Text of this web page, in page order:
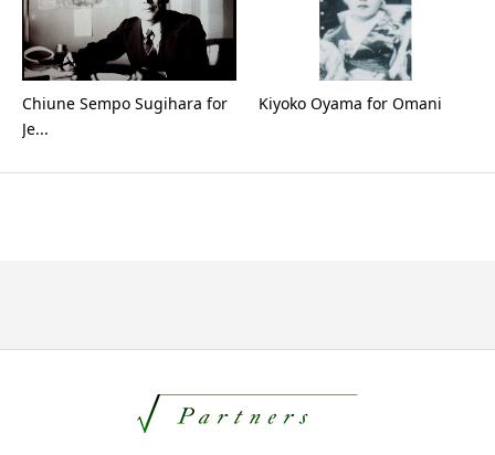
Chiune Sempo Sugihara for
Je...
Kiyoko Oyama for Omani